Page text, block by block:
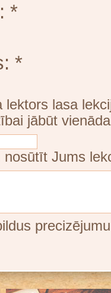
*
*
lasa
jābūt
nosūtīt Jums